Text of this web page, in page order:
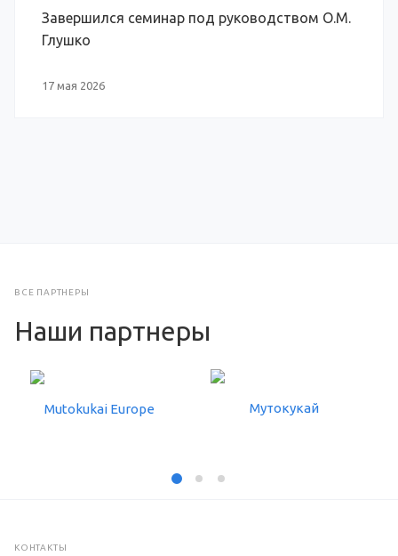
Завершился семинар под руководством О.М.
Глушко
17 мая 2026
ВСЕ ПАРТНЕРЫ
Наши партнеры
КОНТАКТЫ